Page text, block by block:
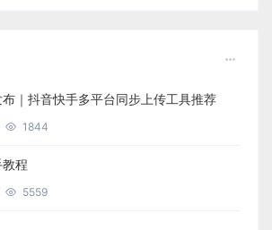
｜抖音快手多平台同步上传工具推荐
1844
程
5559